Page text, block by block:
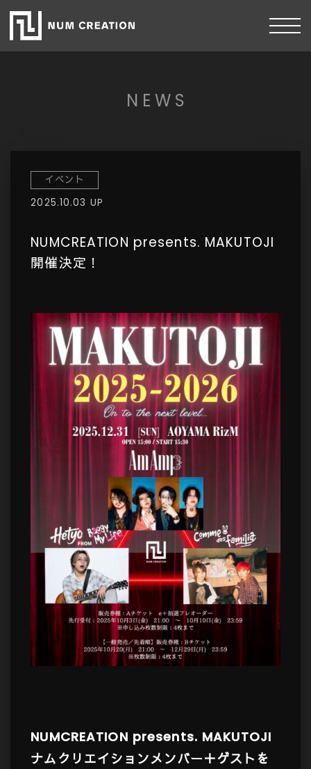
NEWS
イベント
2025.10.03 UP
NUMCREATION presents. MAKUTOJI
開催決定！
NUMCREATION presents. MAKUTOJI
ナムクリエイションメンバー＋ゲストを